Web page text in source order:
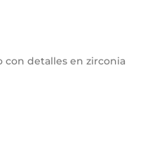
con detalles en zirconia